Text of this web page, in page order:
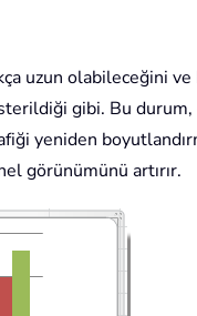
uzun olabileceğini
gibi. Bu
yeniden
görünümünü artırır.